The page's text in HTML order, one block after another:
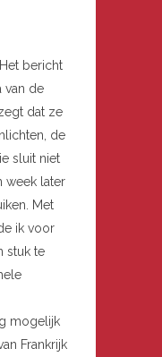
bericht
van de
dat ze
de
sluit niet
week later
Met
ik voor
stuk te
mogelijk
Frankrijk